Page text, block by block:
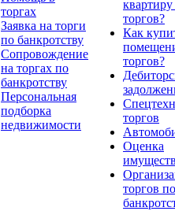
торгах
Заявка на торги
по банкротству
Сопровождение
на торгах по
банкротству
Персональная
подборка
недвижимости
квартиру
торгов?
Как
торгов?
торгов
Оценка
торгов по